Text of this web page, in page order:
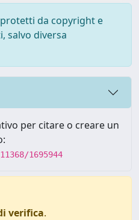
da copyright e
salvo diversa
per citare o creare un
1695944
verifica.